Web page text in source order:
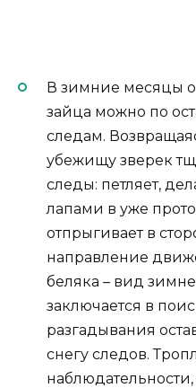
В зимние месяцы
зайца можно по
следам.
убежищу зверек
следы: петляет,
лапами в уже
отпрыгивает в
направление
беляка – вид
заключается в
разгадывания
снегу следов.